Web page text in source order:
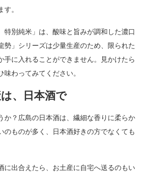
す。
別純米」は、酸味と旨みが調和した濃口
勢」シリーズは少量生産のため、限られた
手に入れることができません。見かけたら
味わってみてください。
、日本酒で
か？広島の日本酒は、繊細な香りに柔らか
のものが多く、日本酒好きの方でなくても
に出合えたら、お土産に自宅へ送るのもい